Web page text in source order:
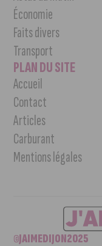
Économie
Faits divers
Transport
PLAN DU SITE
Accueil
Contact
Articles
Carburant
Mentions légales
©JAIMEDIJON2025